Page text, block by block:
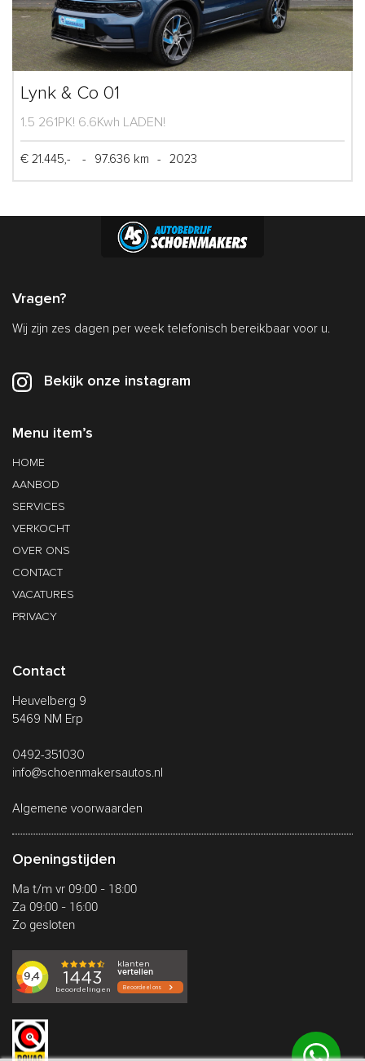
Lynk & Co 01
1.5 261PK! 6.6Kwh LADEN!
€ 21.445,- - 97.636 km - 2023
Vragen?
Wij zijn zes dagen per week telefonisch bereikbaar voor u.
Bekijk onze instagram
Menu item’s
HOME
AANBOD
SERVICES
VERKOCHT
OVER ONS
CONTACT
VACATURES
PRIVACY
Contact
Heuvelberg 9
5469 NM Erp
0492-351030
info@schoenmakersautos.nl
Algemene voorwaarden
Openingstijden
Ma t/m vr 09:00 - 18:00
Za 09:00 - 16:00
Zo gesloten